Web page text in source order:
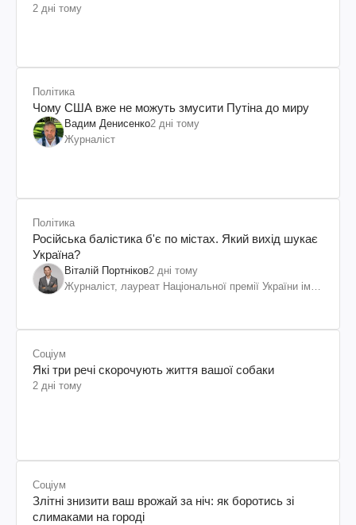
2 дні тому
Політика
Чому США вже не можуть змусити Путіна до миру
Вадим Денисенко2 дні тому
Журналіст
Політика
Російська балістика б'є по містах. Який вихід шукає
Україна?
Віталій Портніков2 дні тому
Журналіст, лауреат Національної премії України ім.
Соціум
Які три речі скорочують життя вашої собаки
2 дні тому
Соціум
Злітні знизити ваш врожай за ніч: як боротись зі
слимаками на городі